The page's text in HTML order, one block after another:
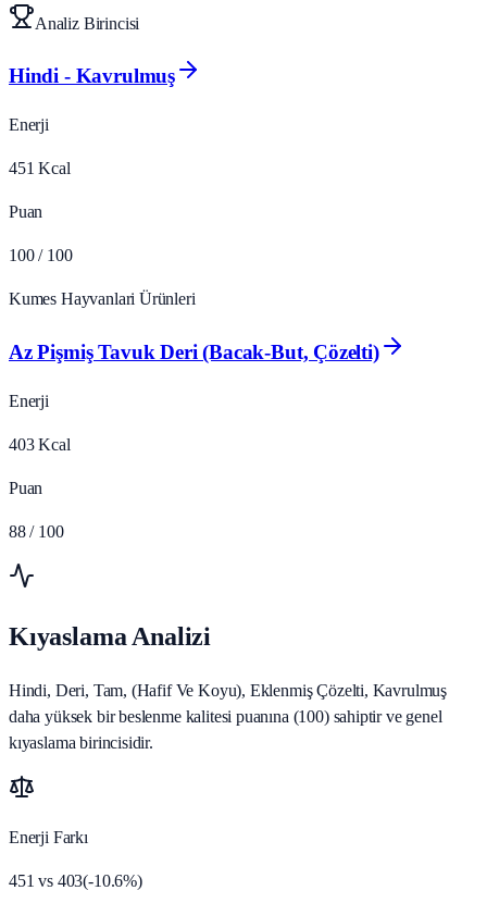
Analiz Birincisi
Hindi - Kavrulmuş
Enerji
451 Kcal
Puan
100 / 100
Kumes Hayvanlari Ürünleri
Az Pişmiş Tavuk Deri (Bacak‑But, Çözelti)
Enerji
403 Kcal
Puan
88 / 100
Kıyaslama Analizi
Hindi, Deri, Tam, (Hafif Ve Koyu), Eklenmiş Çözelti, Kavrulmuş
daha yüksek bir beslenme kalitesi puanına (100) sahiptir ve genel
kıyaslama birincisidir.
Enerji Farkı
451 vs 403(-10.6%)